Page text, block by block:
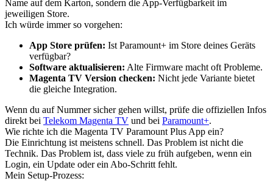
Name auf dem Karton, sondern die App-Verfügbarkeit im
jeweiligen Store.
Ich würde immer so vorgehen:
App Store prüfen: Ist Paramount+ im Store deines Geräts
verfügbar?
Software aktualisieren: Alte Firmware macht oft Probleme.
Magenta TV Version checken: Nicht jede Variante bietet
die gleiche Integration.
Wenn du auf Nummer sicher gehen willst, prüfe die offiziellen Infos
direkt bei Telekom Magenta TV und bei Paramount+.
Wie richte ich die Magenta TV Paramount Plus App ein?
Die Einrichtung ist meistens schnell. Das Problem ist nicht die
Technik. Das Problem ist, dass viele zu früh aufgeben, wenn ein
Login, ein Update oder ein Abo-Schritt fehlt.
Mein Setup-Prozess: